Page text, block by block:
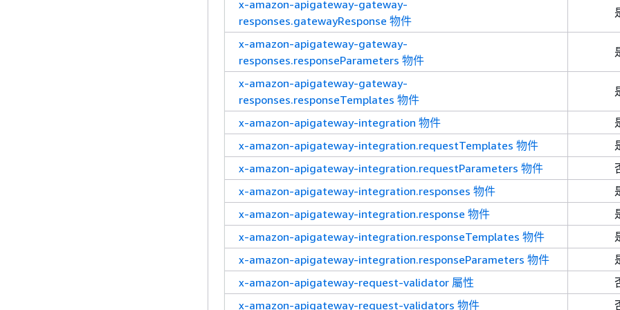
x-amazon-apigateway-gateway-
responses.gatewayResponse 物件
x-amazon-apigateway-gateway-
responses.responseParameters 物件
x-amazon-apigateway-gateway-
responses.responseTemplates 物件
x-amazon-apigateway-integration 物件
x-amazon-apigateway-integration.requestTemplates 物件
x-amazon-apigateway-integration.requestParameters 物件
x-amazon-apigateway-integration.responses 物件
x-amazon-apigateway-integration.response 物件
x-amazon-apigateway-integration.responseTemplates 物件
x-amazon-apigateway-integration.responseParameters 物件
x-amazon-apigateway-request-validator 屬性
x-amazon-apigateway-request-validators 物件